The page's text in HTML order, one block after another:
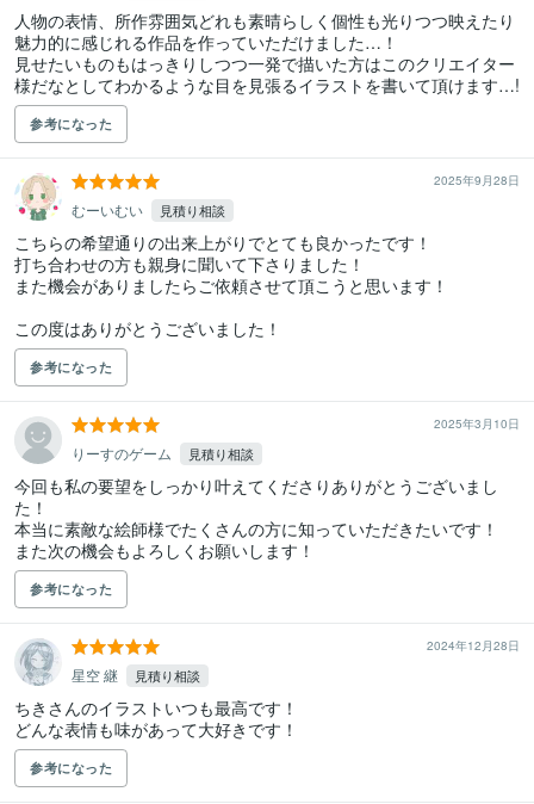
人物の表情、所作雰囲気どれも素晴らしく個性も光りつつ映えたり
魅力的に感じれる作品を作っていただけました…！
見せたいものもはっきりしつつ一発で描いた方はこのクリエイター
様だなとしてわかるような目を見張るイラストを書いて頂けます…!
参考になった
2025年9月28日
むーいむい 見積り相談
こちらの希望通りの出来上がりでとても良かったです！
打ち合わせの方も親身に聞いて下さりました！
また機会がありましたらご依頼させて頂こうと思います！
この度はありがとうございました！
参考になった
2025年3月10日
りーすのゲーム 見積り相談
今回も私の要望をしっかり叶えてくださりありがとうございまし
た！
本当に素敵な絵師様でたくさんの方に知っていただきたいです！
また次の機会もよろしくお願いします！
参考になった
2024年12月28日
星空 継 見積り相談
ちきさんのイラストいつも最高です！
参考になった